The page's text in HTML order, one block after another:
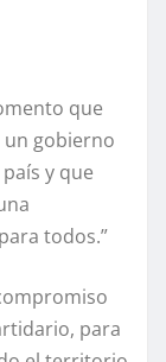
que
un gobierno
y que
todos.”
para